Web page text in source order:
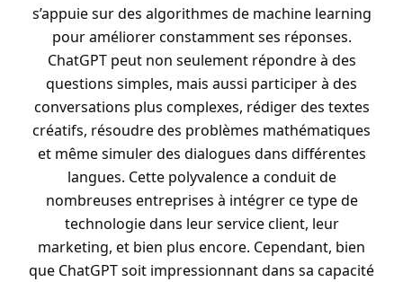
s’appuie sur des algorithmes de machine learning
pour améliorer constamment ses réponses.
ChatGPT peut non seulement répondre à des
questions simples, mais aussi participer à des
conversations plus complexes, rédiger des textes
créatifs, résoudre des problèmes mathématiques
et même simuler des dialogues dans différentes
langues. Cette polyvalence a conduit de
nombreuses entreprises à intégrer ce type de
technologie dans leur service client, leur
marketing, et bien plus encore. Cependant, bien
que ChatGPT soit impressionnant dans sa capacité